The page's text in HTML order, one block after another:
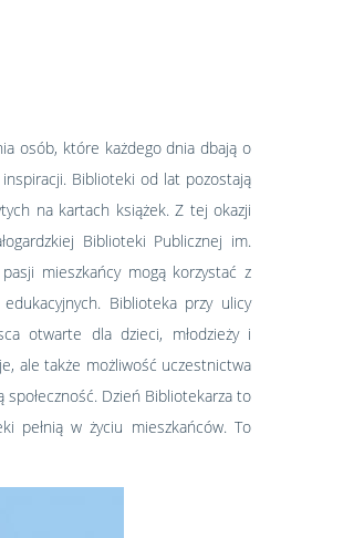
osób, które każdego dnia dbają o
Biblioteki od lat pozostają
na kartach książek. Z tej okazji
Biblioteki Publicznej im.
mieszkańcy mogą korzystać z
Biblioteka przy ulicy
otwarte dla dzieci, młodzieży i
ale także możliwość uczestnictwa
Dzień Bibliotekarza to
pełnią w życiu mieszkańców. To